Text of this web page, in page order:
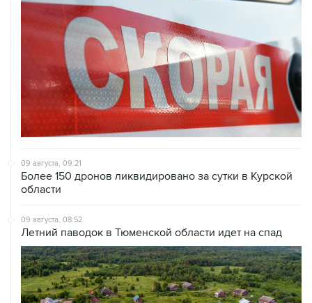
09 августа, 09:21
Более 150 дронов ликвидировано за сутки в Курской
области
09 августа, 08:52
Летний паводок в Тюменской области идет на спад